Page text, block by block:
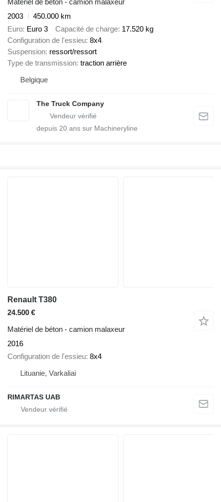
Matériel de béton - camion malaxeur
2003
450.000 km
Euro Euro 3 Capacité de charge 17.520 kg
Configuration de l'essieu 8x4
Suspension ressort/ressort
Type de transmission traction arrière
Belgique
The Truck Company
depuis 20 ans sur Machineryline
Renault T380
24.500 €
Matériel de béton - camion malaxeur
2016
Configuration de l'essieu 8x4
Lituanie, Varkaliai
RIMARTAS UAB